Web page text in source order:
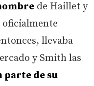
de Haillet y
oficialmente
llevaba
y Smith las
parte de su